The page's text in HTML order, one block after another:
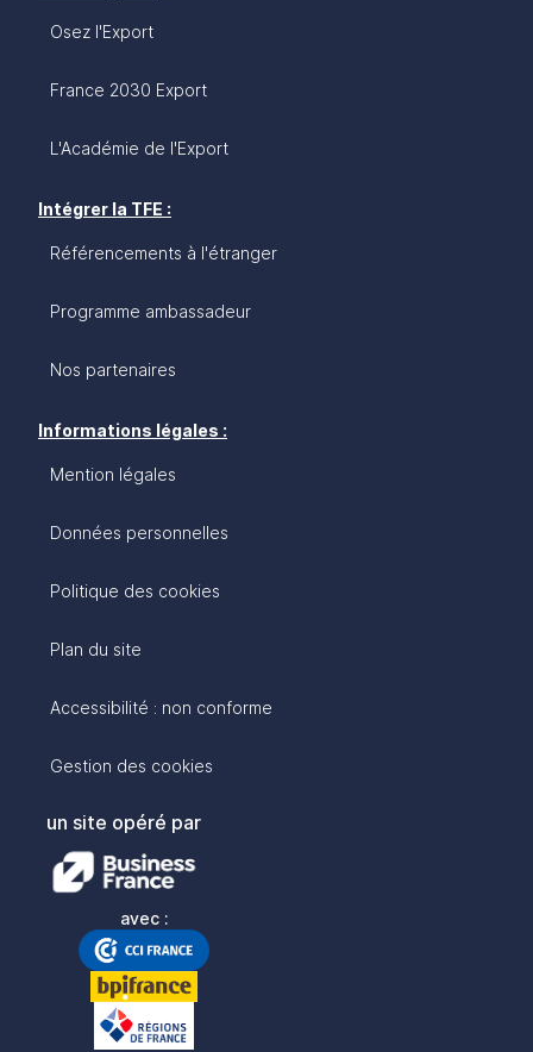
Osez l'Export
France 2030 Export
L'Académie de l'Export
Intégrer la TFE :
Référencements à l'étranger
Programme ambassadeur
Nos partenaires
Informations légales :
Mention légales
Données personnelles
Politique des cookies
Plan du site
Accessibilité : non conforme
Gestion des cookies
un site opéré par
avec :